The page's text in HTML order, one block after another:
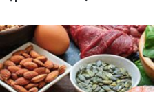
một người lãnh đạo chỉ
hiện để chụp hình,